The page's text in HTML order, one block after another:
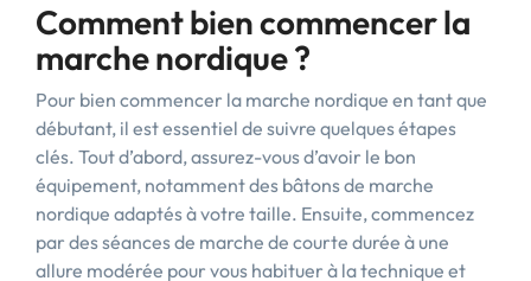
Comment bien commencer la
marche nordique ?
Pour bien commencer la marche nordique en tant que
débutant, il est essentiel de suivre quelques étapes
clés. Tout d’abord, assurez-vous d’avoir le bon
équipement, notamment des bâtons de marche
nordique adaptés à votre taille. Ensuite, commencez
par des séances de marche de courte durée à une
allure modérée pour vous habituer à la technique et